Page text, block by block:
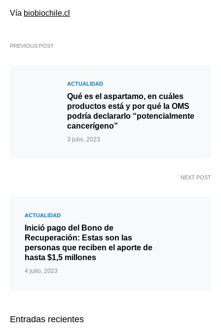
Vía biobiochile.cl
PREVIOUS POST
ACTUALIDAD
Qué es el aspartamo, en cuáles
productos está y por qué la OMS
podría declararlo “potencialmente
cancerígeno”
3 julio, 2023
NEXT POST
ACTUALIDAD
Inició pago del Bono de
Recuperación: Estas son las
personas que reciben el aporte de
hasta $1,5 millones
4 julio, 2023
Entradas recientes